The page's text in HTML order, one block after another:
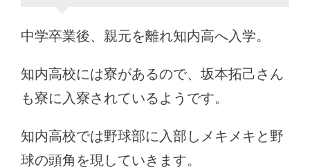
中学卒業後、親元を離れ知内高へ入学。
知内高校には寮があるので、坂本拓己さん
も寮に入寮されているようです。
知内高校では野球部に入部しメキメキと野
球の頭角を現していきます。